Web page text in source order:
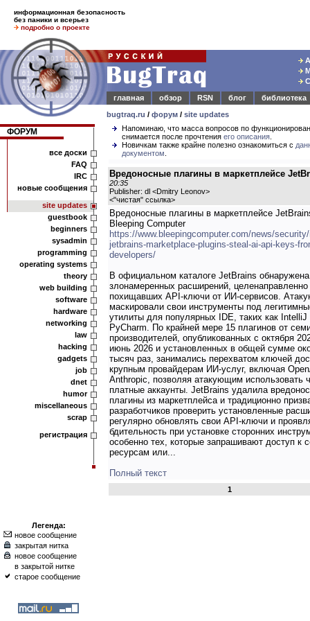
информационная безопасность
без паники и всерьез
подробно о проекте
главная
обзор RSN блог
библиотека
bugtraq.ru / форум / site updates
ФОРУМ
все доски
FAQ
IRC
новые сообщения
site updates
guestbook
beginners
sysadmin
programming
operating systems
theory
web building
software
hardware
networking
law
hacking
gadgets
job
dnet
humor
miscellaneous
scrap
регистрация
Легенда:
новое сообщение
закрытая нитка
новое сообщение
в закрытой нитке
старое сообщение
Напоминаю, что масса вопросов по
снимается после прочтения его описания
Новичкам также крайне полезно ознакомиться с
документом
Вредоносные плагины в маркетплейсе
20:35
Publisher: dl <Dmitry Leonov>
<"чистая" ссылка>
Вредоносные плагины в маркетплейсе
Bleeping Computer
https://www.bleepingcomputer.com/news/
jetbrains-marketplace-plugins-steal-ai-api-keys-
developers/
В официальном каталоге JetBrains обнаружена
злонамеренных расширений, целенаправленно
похищавших API-ключи от ИИ-сервисов.
маскировали свои инструменты под
утилиты для популярных IDE, таких как IntelliJ
PyCharm. По крайней мере 15 плагинов от
производителей, опубликованных с октября
июнь 2026 и установленных в общей сумме
тысяч раз, занимались перехватом ключей
крупным провайдерам ИИ-услуг, включая
Anthropic, позволяя атакующим использовать
платные аккаунты. JetBrains удалила
плагины из маркетплейса и традиционно
разработчиков проверить установленные
регулярно обновлять свои API-ключи и
бдительность при установке сторонних
особенно тех, которые запрашивают доступ к
ресурсам или...
Полный текст
1